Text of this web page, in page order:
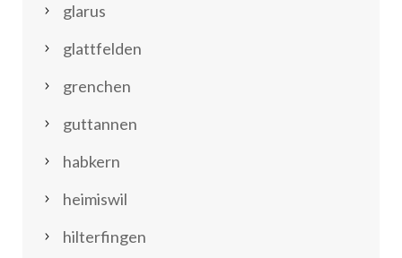
glarus
glattfelden
grenchen
guttannen
habkern
heimiswil
hilterfingen